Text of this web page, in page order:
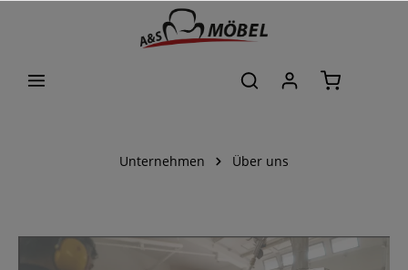
Unternehmen Über uns